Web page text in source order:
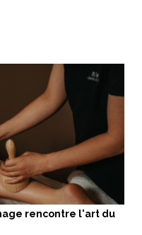
rencontre l'art du